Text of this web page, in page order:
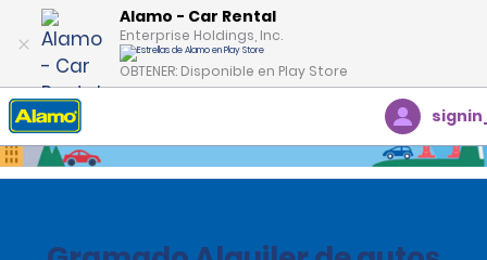
Alamo - Car Rental
Enterprise Holdings, Inc.
OBTENER: Disponible en Play Store
Inicio Oficinas